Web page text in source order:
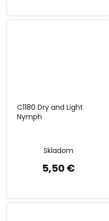
C1180 Dry and Light
Nymph
Skladom
5,50 €